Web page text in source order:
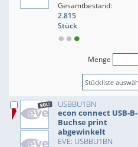
Gesamtbestand:
2.815
Stück
Menge
USBBU1BN
econ connect USB-B-
Buchse print
abgewinkelt
EVE: USBBU1BN